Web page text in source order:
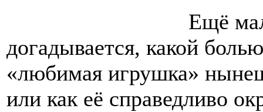
Ещё
догадывается, какой
«любимая игрушка»
или как её справедливо